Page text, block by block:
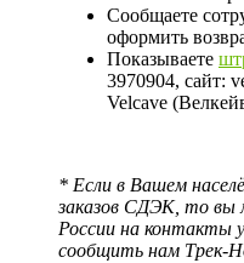
Сообщаете
оформить
Показываете
3970904, сайт:
Velcave
* Если в Вашем
заказов СДЭК, то
России на контакты
сообщить нам Трек-